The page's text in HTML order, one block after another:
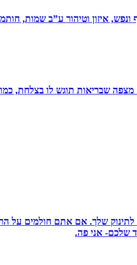
ונפש, איזון וטיהור ע”ב שמות,
מצפה שבריאות תוגש לו בצלחת,
לתינוק שלך. אם אתם חולמים על
שלכם- אני פה.